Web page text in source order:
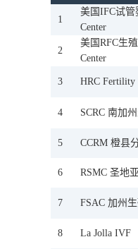
1
美国IFC试
Center
2
美国RFC生
Center
3 HRC Fertility
4 SCRC 南加
5 CCRM 橙县
6 RSMC 圣地
7 FSAC 加州
8 La Jolla IVF